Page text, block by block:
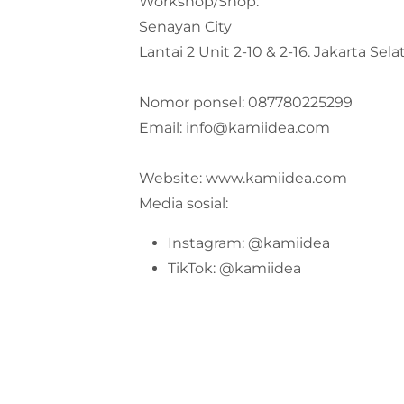
Senayan City
Lantai 2 Unit 2-10 & 2-16. Jakarta
Nomor ponsel: 087780225299
Email: info@kamiidea.com
Website: www.kamiidea.com
Media sosial:
Instagram: @kamiidea
TikTok: @kamiidea